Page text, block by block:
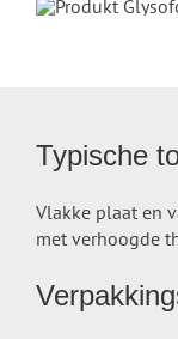
Typische
Vlakke plaat en
met verhoogde